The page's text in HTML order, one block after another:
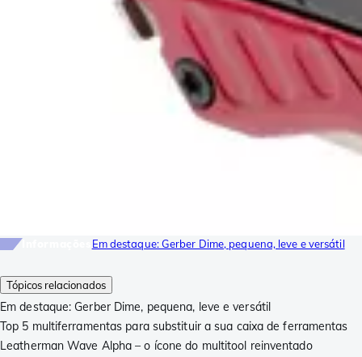
Tópicos relacionados
Em destaque: Gerber Dime, pequena, leve e versátil
Top 5 multiferramentas para substituir a sua caixa de ferramentas
Leatherman Wave Alpha – o ícone do multitool reinventado
Em destaque: Gerber Dime, pequena, leve e versátil